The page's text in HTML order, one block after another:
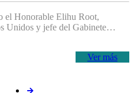
el Honorable Elihu Root,
Unidos y jefe del Gabinete…
Ver más